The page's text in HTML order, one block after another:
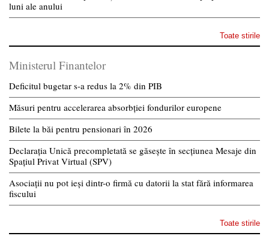
luni ale anului
Toate stirile
Ministerul Finantelor
Deficitul bugetar s-a redus la 2% din PIB
Măsuri pentru accelerarea absorbției fondurilor europene
Bilete la băi pentru pensionari în 2026
Declarația Unică precompletată se găsește în secțiunea Mesaje din
Spațiul Privat Virtual (SPV)
Asociații nu pot ieși dintr-o firmă cu datorii la stat fără informarea
fiscului
Toate stirile